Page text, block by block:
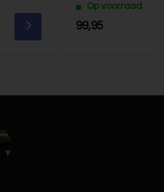
Op voorraad
99,95